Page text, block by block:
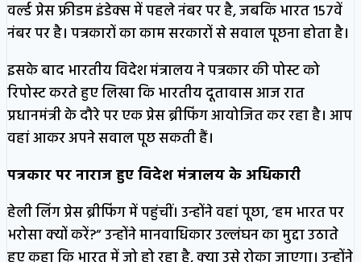
वर्ल्ड प्रेस फ्रीडम इंडेक्स में पहले नंबर पर है, जबकि भारत 157वें
नंबर पर है। पत्रकारों का काम सरकारों से सवाल पूछना होता है।
इसके बाद भारतीय विदेश मंत्रालय ने पत्रकार की पोस्ट को
रिपोस्ट करते हुए लिखा कि भारतीय दूतावास आज रात
प्रधानमंत्री के दौरे पर एक प्रेस ब्रीफिंग आयोजित कर रहा है। आप
वहां आकर अपने सवाल पूछ सकती हैं।
पत्रकार पर नाराज हुए विदेश मंत्रालय के अधिकारी
हेली लिंग प्रेस ब्रीफिंग में पहुंचीं। उन्होंने वहां पूछा, ‘हम भारत पर
भरोसा क्यों करें?” उन्होंने मानवाधिकार उल्लंघन का मुद्दा उठाते